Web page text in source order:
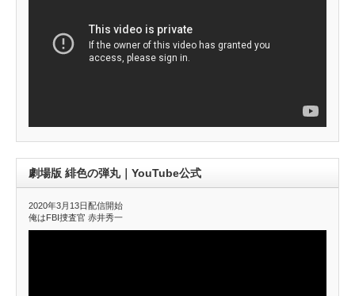
劇場版 緋色の弾丸｜YouTube公式
2020年3月13日配信開始
俺はFBI捜査官 赤井秀一